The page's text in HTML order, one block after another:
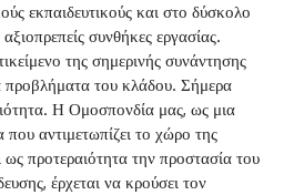
εκπαιδευτικούς και στο δύσκολο
συνθήκες εργασίας.
της σημερινής συνάντησης
προβλήματα του κλάδου. Σήμερα
Η Ομοσπονδία μας, ως μια
που αντιμετωπίζει το χώρο της
ως προτεραιότητα την προστασία του
έρχεται να κρούσει τον